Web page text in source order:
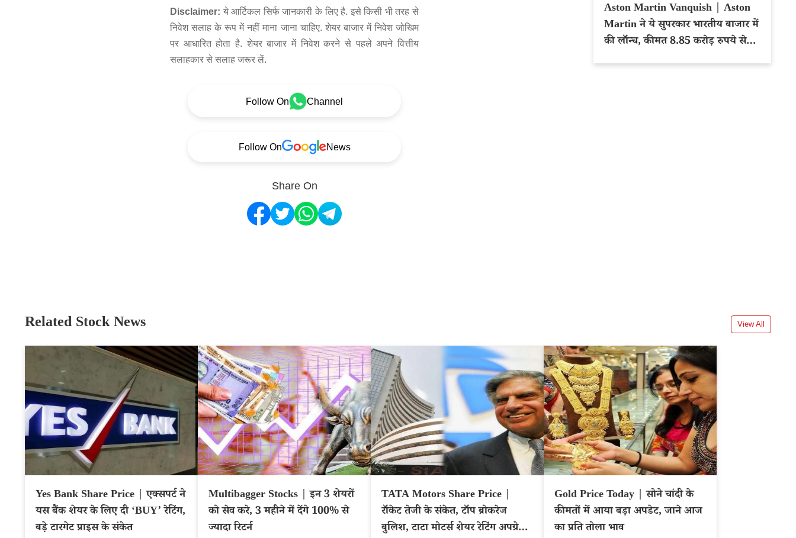
Disclaimer: ये आर्टिकल सिर्फ जानकारी के लिए है. इसे किसी भी तरह से
निवेश सलाह के रूप में नहीं माना जाना चाहिए. शेयर बाजार में निवेश जोखिम
पर आधारित होता है. शेयर बाजार में निवेश करने से पहले अपने वित्तीय
सलाहकार से सलाह जरूर लें.
Follow On Channel
Follow On News
Share On
Aston Martin Vanquish | Aston
Martin ने ये सुपरकार भारतीय बाजार में
की लॉन्च, कीमत 8.85 करोड़ रुपये से
Related Stock News View All
Yes Bank Share Price | एक्सपर्ट ने
यस बैंक शेयर के लिए दी ‘BUY’ रेटिंग,
बड़े टारगेट प्राइस के संकेत
Multibagger Stocks | इन 3 शेयरों
को सेव करे, 3 महीने में देंगे 100% से
ज्यादा रिटर्न
TATA Motors Share Price |
रॉकेट तेजी के संकेत, टॉप ब्रोकरेज
बुलिश, टाटा मोटर्स शेयर रेटिंग अपग्रेड –
Gold Price Today | सोने चांदी के
कीमतों में आया बड़ा अपडेट, जाने आज
का प्रति तोला भाव